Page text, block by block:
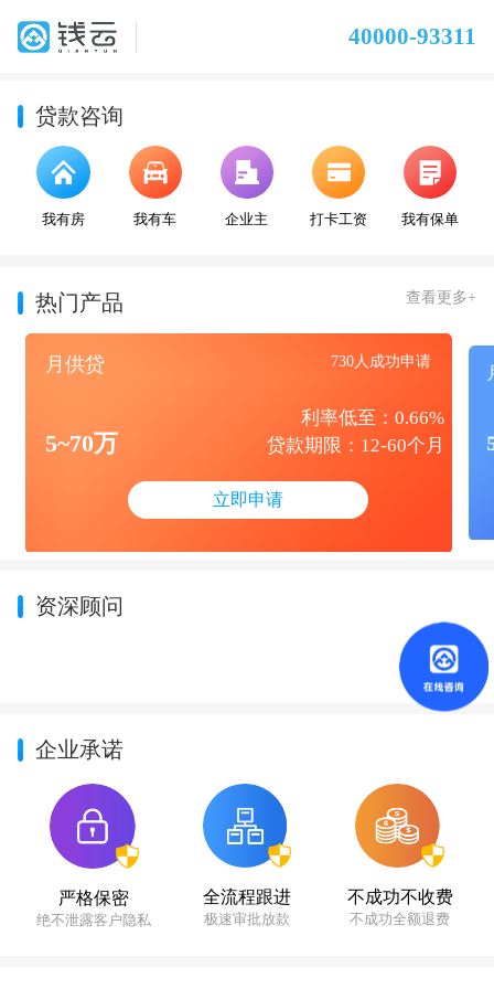
40000-93311
贷款咨询
我有房 我有车 企业主 打卡工资 我有保单
热门产品 查看更多+
月供贷 730人成功申请
5~70万
利率低至：0.66%
贷款期限：12-60个月
立即申请
资深顾问
企业承诺
严格保密
绝不泄露客户隐私
全流程跟进
极速审批放款
不成功不收费
不成功全额退费